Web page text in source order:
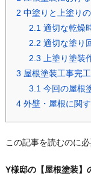
2 中塗りと上塗り
2.1 適切な乾燥
2.2 適切な塗り
2.3 上塗り塗装
3 屋根塗装工事完工
3.1 今回の屋根
4外壁・屋根に関
この記事を読むのに
Y様邸の【屋根塗装】